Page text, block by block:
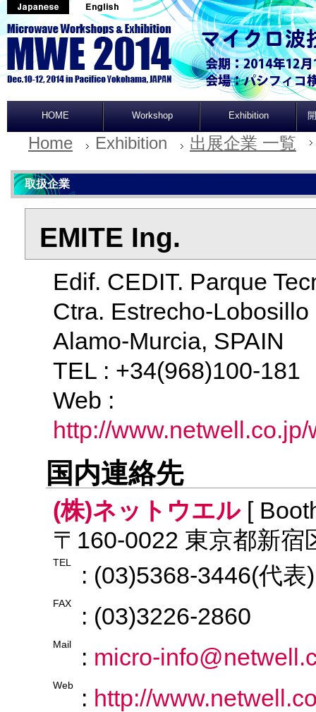
HOME Workshop Exhibition
Home Exhibition 出展企業 一覧
取扱企業
EMITE Ing.
Edif. CEDIT. Parque
Ctra. Estrecho-
Alamo-Murcia, SPAIN
TEL : +34(968)100-
Web :
http://
国内連絡先
(株)ネットウエル[
〒160-0022 東京都新
TEL : (03)5368-3446(代
FAX : (03)3226-2860
Mail : micro-
Web : http://